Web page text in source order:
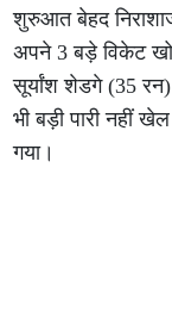
शुरुआत बेहद
अपने 3 बड़े विकेट
सूर्यांश शेडगे (35
भी बड़ी पारी नहीं
गया।